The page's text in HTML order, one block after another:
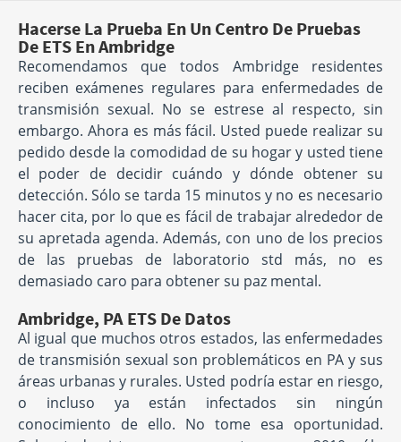
Hacerse La Prueba En Un Centro De Pruebas
De ETS En Ambridge
Recomendamos que todos Ambridge residentes
reciben exámenes regulares para enfermedades de
transmisión sexual. No se estrese al respecto, sin
embargo. Ahora es más fácil. Usted puede realizar su
pedido desde la comodidad de su hogar y usted tiene
el poder de decidir cuándo y dónde obtener su
detección. Sólo se tarda 15 minutos y no es necesario
hacer cita, por lo que es fácil de trabajar alrededor de
su apretada agenda. Además, con uno de los precios
de las pruebas de laboratorio std más, no es
demasiado caro para obtener su paz mental.
Ambridge, PA ETS De Datos
Al igual que muchos otros estados, las enfermedades
de transmisión sexual son problemáticos en PA y sus
áreas urbanas y rurales. Usted podría estar en riesgo,
o incluso ya están infectados sin ningún
conocimiento de ello. No tome esa oportunidad.